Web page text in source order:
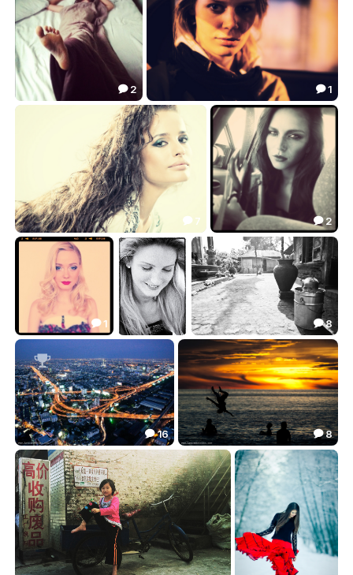
***
 2
В такси по дороге домой...
 1
***
10.39
 7
Мобилография. Таня.
11.93
 2
Оля
0.81
 1
Елена Полякова
В гостях у...
19.80
 8

городские вены... Бангкок.
58.47
 16
Закат на Андаманском море
8.48
 8